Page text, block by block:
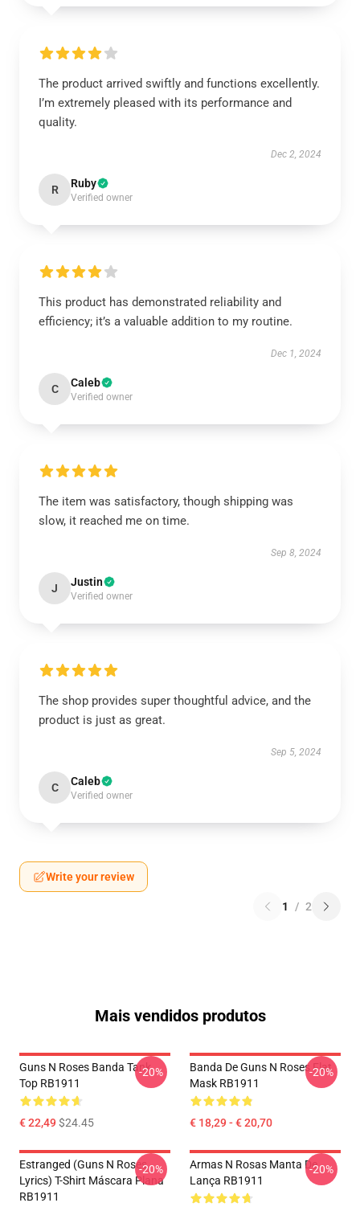
The product arrived swiftly and functions excellently.
I’m extremely pleased with its performance and
quality.
Dec 2, 2024
R Ruby
Verified owner
This product has demonstrated reliability and
efficiency; it’s a valuable addition to my routine.
Dec 1, 2024
C Caleb
Verified owner
The item was satisfactory, though shipping was
slow, it reached me on time.
Sep 8, 2024
J Justin
Verified owner
The shop provides super thoughtful advice, and the
product is just as great.
Sep 5, 2024
C Caleb
Verified owner
Write your review
1 / 2
Mais vendidos produtos
Guns N Roses Banda Tank
Top RB1911
€ 22,49$24.45
-20%
Banda De Guns N Roses Flat
Mask RB1911
€ 18,29 - € 20,70
-20%
Estranged (Guns N Roses
Lyrics) T-Shirt Máscara Plana
RB1911
-20%
Armas N Rosas Manta De
Lança RB1911
-20%